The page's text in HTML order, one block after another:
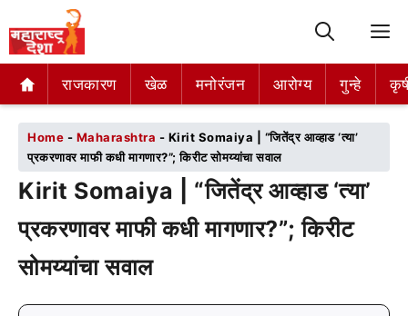
राजकारण खेळ मनोरंजन आरोग्य गुन्हे
राजकारण खेळ मनोरंजन आरोग्य गुन्हे
Home - Maharashtra - Kirit Somaiya | “जितेंद्र आव्हाड ‘त्या’
प्रकरणावर माफी कधी मागणार?”; किरीट सोमय्यांचा सवाल
Kirit Somaiya | “जितेंद्र आव्हाड ‘त्या’
प्रकरणावर माफी कधी मागणार?”; किरीट
सोमय्यांचा सवाल